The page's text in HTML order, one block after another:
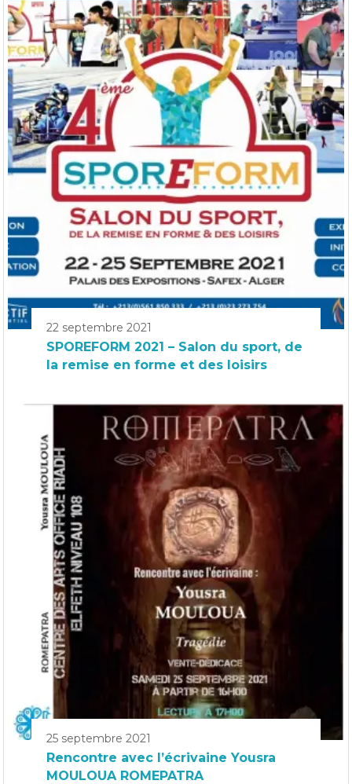
22 septembre 2021
SPOREFORM 2021 – Salon du sport, de
la remise en forme et des loisirs
25 septembre 2021
Rencontre avec l’écrivaine Yousra
MOULOUA ROMEPATRA